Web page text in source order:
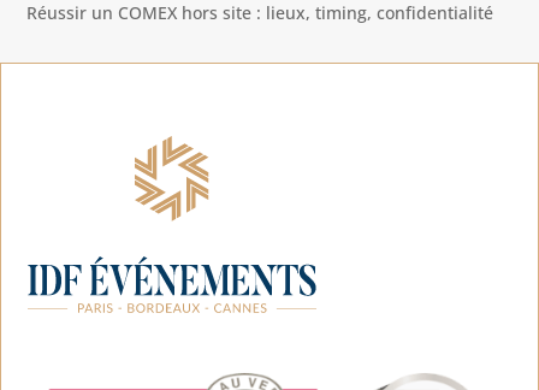
Réussir un COMEX hors site : lieux, timing, confidentialité